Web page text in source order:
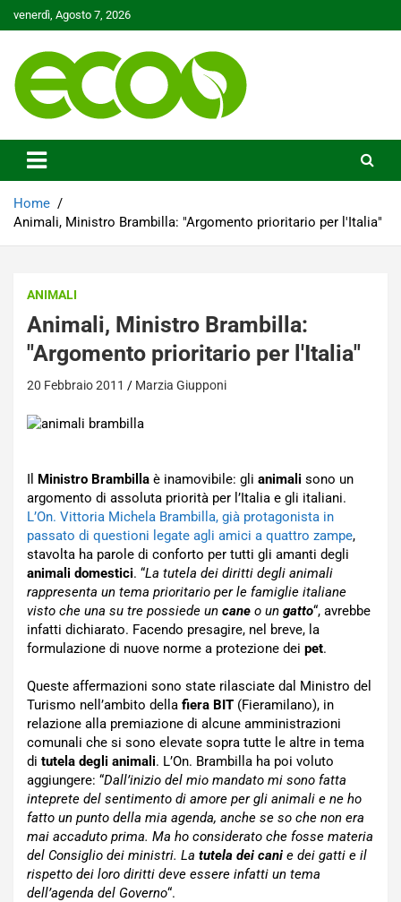
to
venerdì, Agosto 7, 2026
Ecoo.it
Home
Animali, Ministro Brambilla: "Argomento prioritario per l'Italia"
ANIMALI
Animali, Ministro Brambilla:
"Argomento prioritario per l'Italia"
20 Febbraio 2011 Marzia Giupponi
Il Ministro Brambilla è inamovibile: gli animali sono un
argomento di assoluta priorità per l’Italia e gli italiani.
L’On. Vittoria Michela Brambilla, già protagonista in
passato di questioni legate agli amici a quattro zampe,
stavolta ha parole di conforto per tutti gli amanti degli
animali domestici. “La tutela dei diritti degli animali
rappresenta un tema prioritario per le famiglie italiane
visto che una su tre possiede un cane o un gatto“, avrebbe
infatti dichiarato. Facendo presagire, nel breve, la
formulazione di nuove norme a protezione dei pet.
Queste affermazioni sono state rilasciate dal Ministro del
Turismo nell’ambito della fiera BIT (Fieramilano), in
relazione alla premiazione di alcune amministrazioni
comunali che si sono elevate sopra tutte le altre in tema
di tutela degli animali. L’On. Brambilla ha poi voluto
aggiungere: “Dall’inizio del mio mandato mi sono fatta
inteprete del sentimento di amore per gli animali e ne ho
fatto un punto della mia agenda, anche se so che non era
mai accaduto prima. Ma ho considerato che fosse materia
del Consiglio dei ministri. La tutela dei cani e dei gatti e il
rispetto dei loro diritti deve essere infatti un tema
dell’agenda del Governo“.